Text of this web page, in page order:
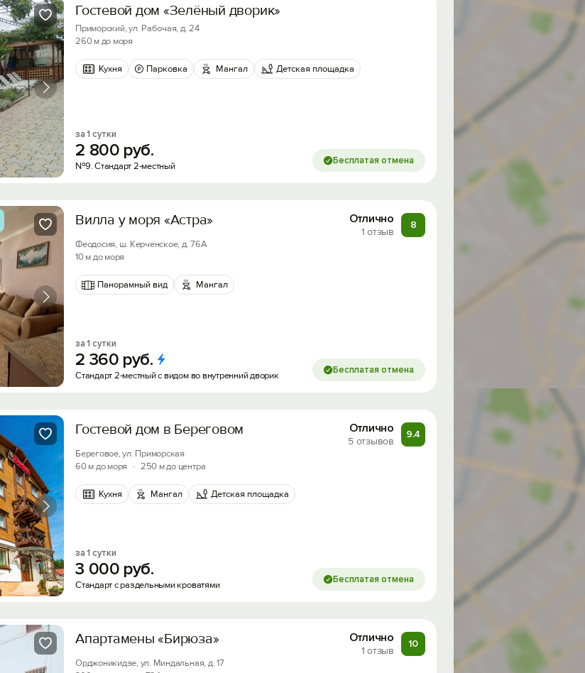
Гостевой дом «Зелёный дворик»
Приморский, ул. Рабочая, д. 24
260 м до моря
Кухня Парковка Мангал Детская площадка
за 1 сутки
2 800 руб.
№9. Стандарт 2-местный Бесплатая отмена
Вилла у моря «Астра» Отлично
1 отзыв
8
Феодосия, ш. Керченское, д. 76А
10 м до моря
Панорамный вид Мангал
за 1 сутки
2 360 руб.
Стандарт 2-местный с видом во внутренний дворик Бесплатая отмена
Гостевой дом в Береговом Отлично
5 отзывов
9.4
Береговое, ул. Приморская
60 м до моря
· 250 м до центра
Кухня Мангал Детская площадка
за 1 сутки
3 000 руб.
Стандарт с раздельными кроватями Бесплатая отмена
Апартамены «Бирюза» Отлично
1 отзыв
10
Орджоникидзе, ул. Миндальная, д. 17